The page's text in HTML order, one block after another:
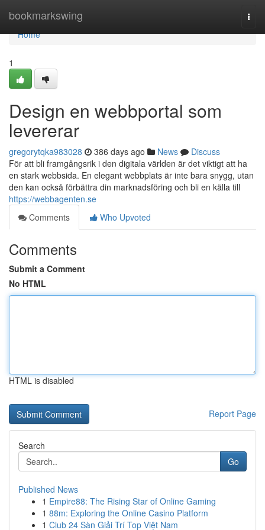
bookmarkswing
Home
Home
1
Design en webbportal som
levererar
gregorytqka983028 386 days ago News
Discuss
För att bli framgångsrik i den digitala världen är det viktigt att ha
en stark webbsida. En elegant webbplats är inte bara snygg, utan
den kan också förbättra din marknadsföring och bli en källa till
https://webbagenten.se
Comments
Who Upvoted
Comments
Submit a Comment
No HTML
HTML is disabled
Report Page
Search
Go
Published News
1 Empire88: The Rising Star of Online Gaming
1 88m: Exploring the Online Casino Platform
1 Club 24 Sàn Giải Trí Top Việt Nam